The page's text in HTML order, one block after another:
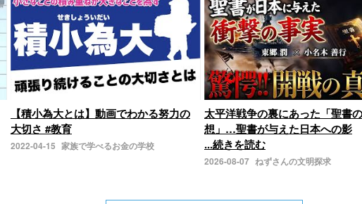
【積小為大とは】動画でわかる努力の
大切さ #教育
2022-04-15 家族で学べるお金の学校
太平洋戦争の裏にあった「聖書
想」…聖書が与えた日本への影
...続きを読む
2026-08-07 ねずさんの文明探求